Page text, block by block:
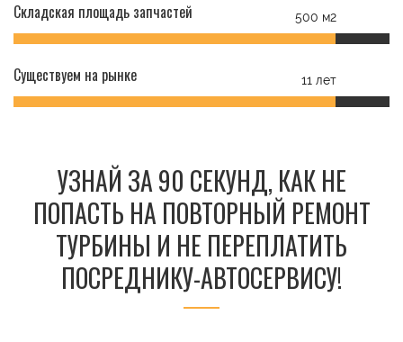
Складская площадь запчастей 500 м2
Существуем на рынке 11 лет
УЗНАЙ ЗА 90 СЕКУНД, КАК НЕ
ПОПАСТЬ НА ПОВТОРНЫЙ РЕМОНТ
ТУРБИНЫ И НЕ ПЕРЕПЛАТИТЬ
ПОСРЕДНИКУ-АВТОСЕРВИСУ!